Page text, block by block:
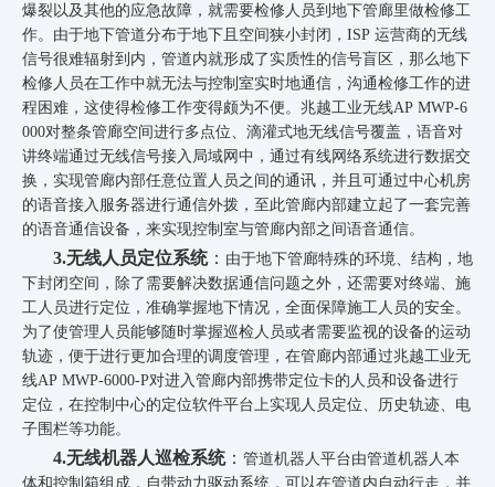
爆裂以及其他的应急故障，就需要检修人员到地下管廊里做检修工
作。由于地下管道分布于地下且空间狭小封闭， ISP 运营商的无线
信号很难辐射到内，管道内就形成了实质性的信号盲区，那么地下
检修人员在工作中就无法与控制室实时地通信，沟通检修工作的进
程困难，这使得检修工作变得颇为不便。 兆越工业无线AP MWP-6
000对整条管廊空间进行多点位、滴灌式地无线信号覆盖，语音对
讲终端通过无线信号接入局域网中，通过有线网络系统进行数据交
换，实现管廊内部任意位置人员之间的通讯，并且可通过中心机房
的语音接入服务器进行通信外拨，至此管廊内部建立起了一套完善
的语音通信设备，来实现控制室与管廊内部之间语音通信。
3.无线人员定位系统： 由于地下管廊特殊的环境、结构，地
下封闭空间，除了需要解决数据通信问题之外，还需要对终端、施
工人员进行定位，准确掌握地下情况，全面保障施工人员的安全。
为了使管理人员能够随时掌握巡检人员或者需要监视的设备的运动
轨迹，便于进行更加合理的调度管理，在管廊内部通过兆越工业无
线AP MWP-6000-P对进入管廊内部携带定位卡的人员和设备进行
定位 ，在控制中心的定位软件平台上实现人员定位、历史轨迹、电
子围栏等功能。
4.无线机器人巡检系统： 管道机器人平台由管道机器人本
体和控制箱组成，自带动力驱动系统，可以在管道内自动行走，并